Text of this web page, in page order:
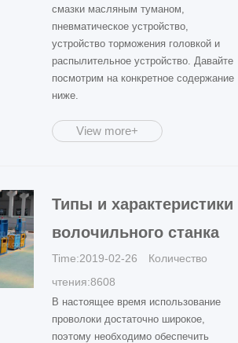
смазки масляным туманом,
пневматическое устройство,
устройство торможения головкой и
распылительное устройство. Давайте
посмотрим на конкретное содержание
ниже.
View more+
Типы и характеристики
волочильного станка
Time:2019-02-26 Количество
чтения:8608
В настоящее время использование
проволоки достаточно широкое,
поэтому необходимо обеспечить